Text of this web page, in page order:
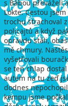
s Bábou převáželi
Lokte. Cestou jsem
trochu strachoval z
policajtů a když
opravdu stáli,
mě chmury.
vyšetřovali
se ten chlap
autem na tu zeď
dodnes
kempu jsme